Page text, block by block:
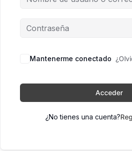
Mantenerme conectado
Acceder
¿No tienes una cuenta?